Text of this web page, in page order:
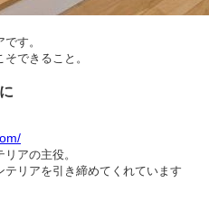
す。
できること。
アの主役。
リアを引き締めてくれています